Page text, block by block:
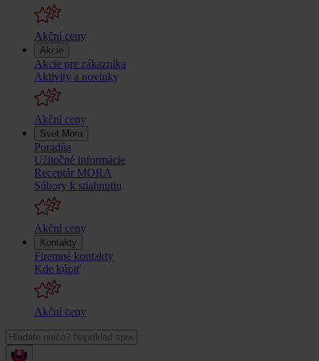
Akční ceny
Akcie
Akcie pre zákazníka
Aktivity a novinky
Akční ceny
Svet Mora
Poradňa
Užitočné informácie
Receptár MORA
Súbory k stiahnutiu
Akční ceny
Kontakty
Firemné kontakty
Kde kúpiť
Akční ceny